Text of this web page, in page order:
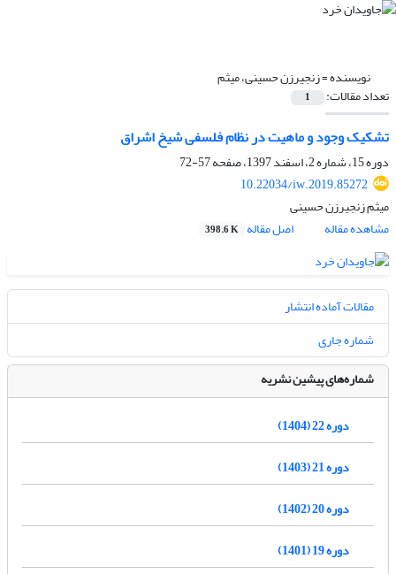
نویسنده =زنجیرزن حسینی، میثم
تعداد مقالات: 1
تشکیک وجود و ماهیت در نظام فلسفی شیخ اشراق
دوره 15، شماره 2، اسفند 1397، صفحه
57-72
10.22034/iw.2019.85272
میثم زنجیرزن حسینی
مشاهده مقاله
اصل مقاله 398.6 K
مقالات آماده انتشار
شماره جاری
شماره‌های پیشین نشریه
دوره 22 (1404)
دوره 21 (1403)
دوره 20 (1402)
دوره 19 (1401)